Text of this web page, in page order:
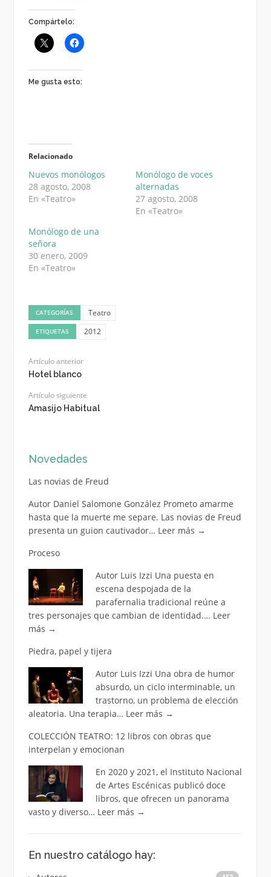
Compártelo:
Me gusta esto:
Relacionado
Nuevos monólogos
28 agosto, 2008
En «Teatro»
Monólogo de voces
alternadas
27 agosto, 2008
En «Teatro»
Monólogo de una
señora
30 enero, 2009
En «Teatro»
CATEGORÍAS Teatro
ETIQUETAS 2012
Artículo anterior
Hotel blanco
Artículo siguiente
Amasijo Habitual
Novedades
Las novias de Freud
Autor Daniel Salomone González Prometo amarme
hasta que la muerte me separe. Las novias de Freud
presenta un guion cautivador… Leer más →
Proceso
Autor Luis Izzi Una puesta en
escena despojada de la
parafernalia tradicional reúne a
tres personajes que cambian de identidad.… Leer
más →
Piedra, papel y tijera
Autor Luis Izzi Una obra de humor
absurdo, un ciclo interminable, un
trastorno, un problema de elección
aleatoria. Una terapia… Leer más →
COLECCIÓN TEATRO: 12 libros con obras que
interpelan y emocionan
En 2020 y 2021, el Instituto Nacional
de Artes Escénicas publicó doce
libros, que ofrecen un panorama
vasto y diverso… Leer más →
En nuestro catálogo hay: